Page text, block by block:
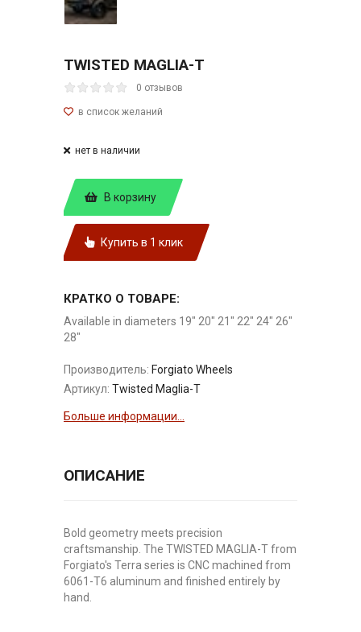
TWISTED MAGLIA-T
0 отзывов
нет в наличии
В корзину
Купить в 1 клик
КРАТКО О ТОВАРЕ:
Available in diameters 19" 20" 21" 22" 24" 26"
28"
Производитель: Forgiato Wheels
Артикул: Twisted Maglia-T
Больше информации...
ОПИСАНИЕ
Bold geometry meets precision
craftsmanship. The TWISTED MAGLIA-T from
Forgiato's Terra series is CNC machined from
6061-T6 aluminum and finished entirely by
hand.